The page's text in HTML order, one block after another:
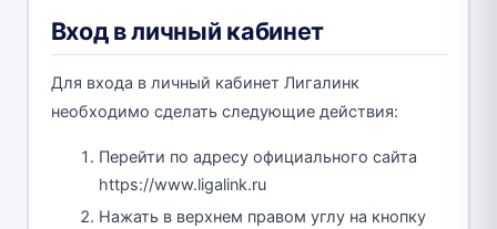
Вход в личный кабинет
Для входа в личный кабинет Лигалинк
необходимо сделать следующие действия:
Перейти по адресу официального сайта
https://www.ligalink.ru
Нажать в верхнем правом углу на кнопку